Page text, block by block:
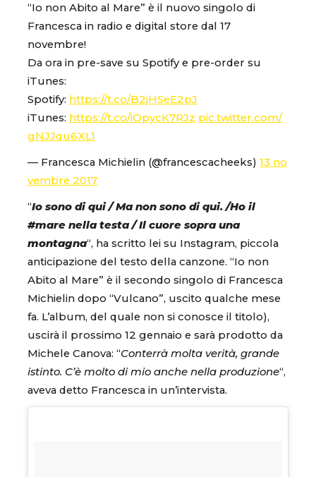
“Io non Abito al Mare” è il nuovo singolo di
Francesca in radio e digital store dal 17
novembre!
Da ora in pre-save su Spotify e pre-order su
iTunes:
Spotify: https://t.co/B2jHSeE2pJ
iTunes: https://t.co/iOpycK7RJz pic.twitter.com/
gNJJqu6XL1
— Francesca Michielin (@francescacheeks) 13 no
vembre 2017
“Io sono di qui / Ma non sono di qui. /Ho il
#mare nella testa / Il cuore sopra una
montagna“, ha scritto lei su Instagram, piccola
anticipazione del testo della canzone. “Io non
Abito al Mare” è il secondo singolo di Francesca
Michielin dopo “Vulcano”, uscito qualche mese
fa. L’album, del quale non si conosce il titolo),
uscirà il prossimo 12 gennaio e sarà prodotto da
Michele Canova: “Conterrà molta verità, grande
istinto. C’è molto di mio anche nella produzione“,
aveva detto Francesca in un’intervista.